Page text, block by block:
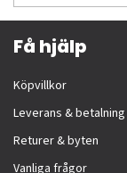
Få hjälp
Köpvillkor
Leverans & betalning
Returer & byten
Vanliga frågor